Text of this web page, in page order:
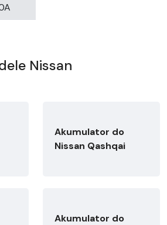
Nissan
Akumulator do
Nissan Qashqai
Akumulator do